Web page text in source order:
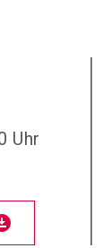
Uhr